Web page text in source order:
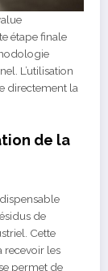
étape finale
L’utilisation
directement la
de la
de
Cette
recevoir les
permet de